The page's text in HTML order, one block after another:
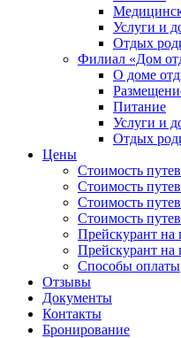
Услуги и
Отдых
Филиал «Дом
О доме
Питание
Услуги и
Отдых
Цены
Стоимость
Стоимость
Стоимость
Стоимость
Прейскурант на
Прейскурант на
Способы оплаты
Отзывы
Документы
Контакты
Бронирование